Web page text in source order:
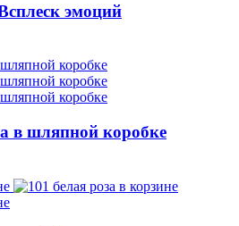
эмоций
в шляпной коробке